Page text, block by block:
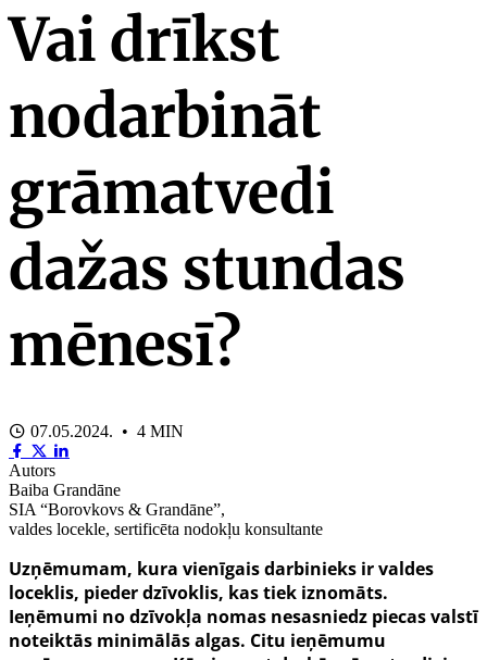
Vai drīkst
nodarbināt
grāmatvedi
dažas stundas
mēnesī?
07.05.2024. • 4 MIN
Autors
Baiba Grandāne
SIA “Borovkovs & Grandāne”,
valdes locekle, sertificēta nodokļu konsultante
Uzņēmumam, kura vienīgais darbinieks ir valdes
loceklis, pieder dzīvoklis, kas tiek iznomāts.
Ieņēmumi no dzīvokļa nomas nesasniedz piecas valstī
noteiktās minimālās algas. Citu ieņēmumu